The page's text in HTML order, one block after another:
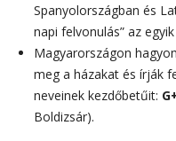
Spanyolországban és
napi felvonulás” az
Magyarországon
meg a házakat és írják
neveinek kezdőbetűit:
Boldizsár).